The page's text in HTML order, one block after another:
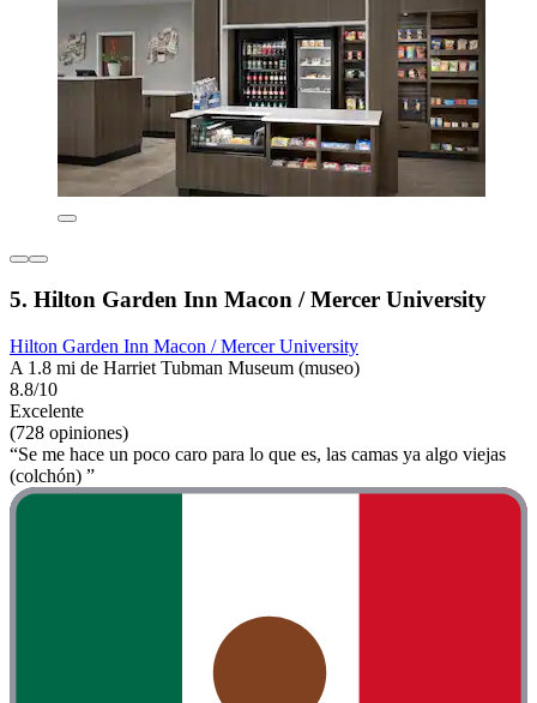
5. Hilton Garden Inn Macon / Mercer University
Hilton Garden Inn Macon / Mercer University
A 1.8 mi de Harriet Tubman Museum (museo)
8.8/10
Excelente
(728 opiniones)
“Se me hace un poco caro para lo que es, las camas ya algo viejas
(colchón) ”